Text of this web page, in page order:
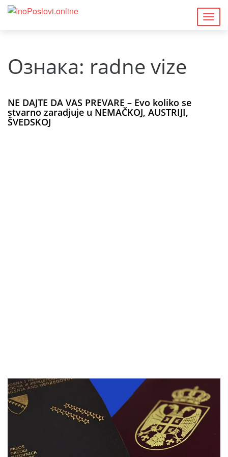
Ознака: radne vize
NE DAJTE DA VAS PREVARE – Evo koliko se
stvarno zaradjuje u NEMAČKOJ, AUSTRIJI,
ŠVEDSKOJ